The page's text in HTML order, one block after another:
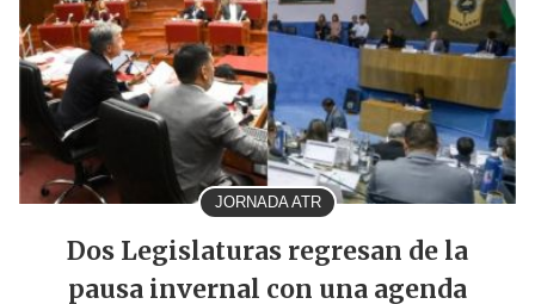
JORNADA ATR
Dos Legislaturas regresan de la
pausa invernal con una agenda